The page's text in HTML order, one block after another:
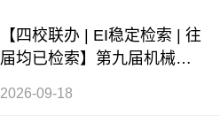
【四校联办 | EI稳定检索 | 往
届均已检索】第九届机械工
2026-09-18